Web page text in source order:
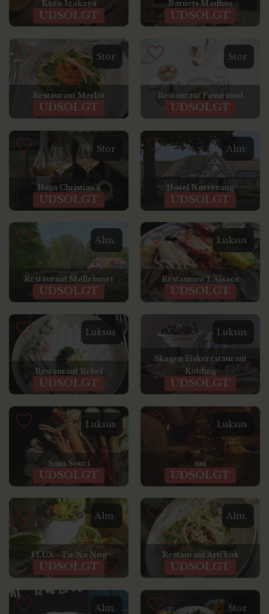
Kazo Izakaya
UDSOLGT
Luksus
Restaurant Rebel
UDSOLGT
Luksus
Skagen Fiskerestaurant
Kolding
UDSOLGT
Luksus
Restaurant L'Alsace
UDSOLGT
Luksus
Sans Souci
UDSOLGT
Luksus
uní
UDSOLGT
Stor
Restaurant Merlot
UDSOLGT
Stor
Hans Christian's
UDSOLGT
Stor
Restaurant Fænøsund
UDSOLGT
Barnets Madhus
UDSOLGT
Stor
Alm.
Hotel Nørrevang
UDSOLGT
Alm.
Restaurant Møllehuset
UDSOLGT
Alm.
Restaurant Arti'kok
UDSOLGT
Alm.
Alm.
FLUX - Tir Na Nog
UDSOLGT